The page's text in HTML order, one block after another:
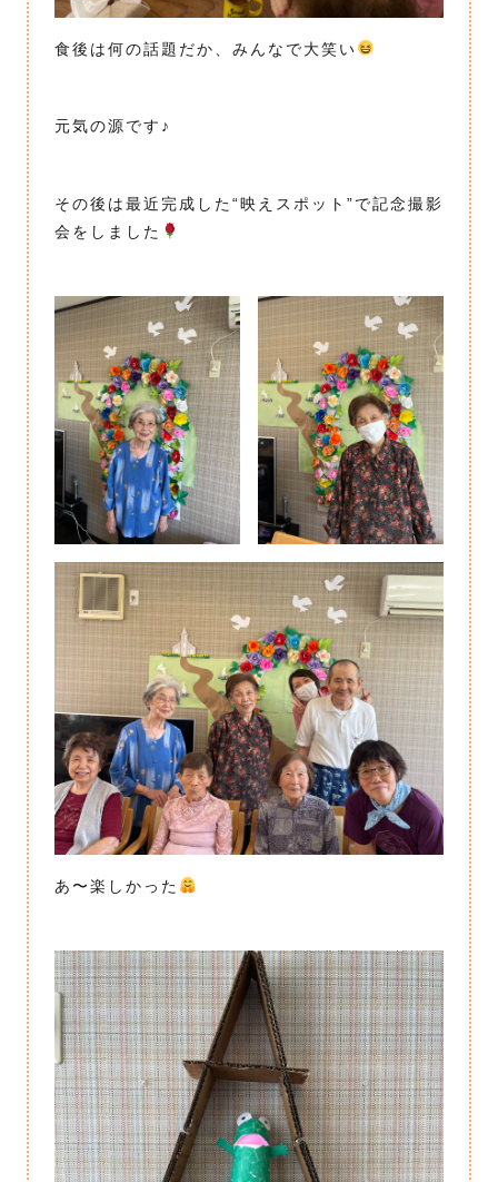
食後は何の話題だか、みんなで大笑い
元気の源です♪
その後は最近完成した“映えスポット”で記念撮影
会をしました
あ〜楽しかった